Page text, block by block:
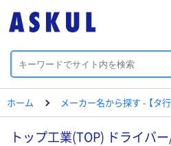
ホーム メーカー名から探す - 【タ行
トップ工業(TOP) ドライバ